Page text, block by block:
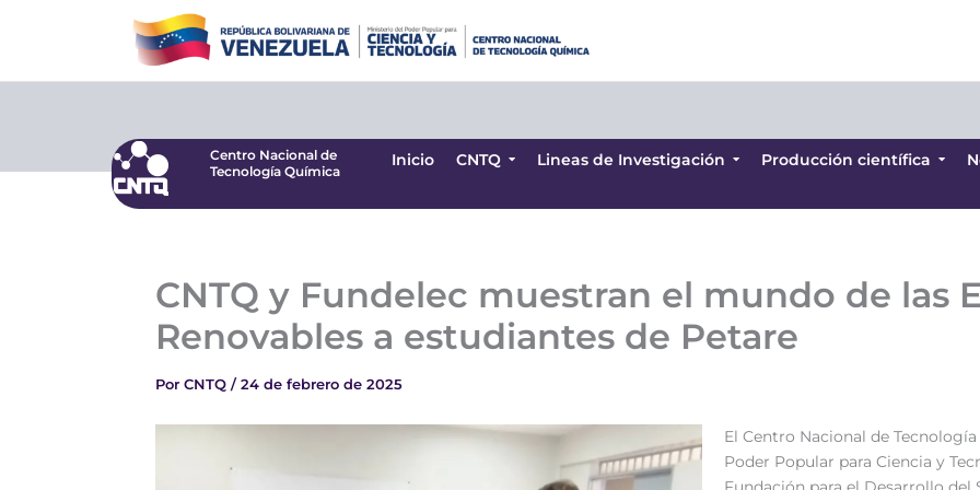
Tecnología Química
CNTQ
Centro Nacional de
Tecnología Química
Inicio CNTQ Lineas de Investigación Producción científica
CNTQ y Fundelec muestran el mundo de las
Renovables a estudiantes de Petare
Por CNTQ /24 de febrero de 2025
El Centro Nacional de
Poder Popular para Ciencia y